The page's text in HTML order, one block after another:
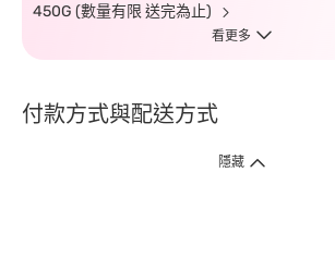
450G (數量有限 送完為止)
看更多
付款方式與配送方式
隱藏